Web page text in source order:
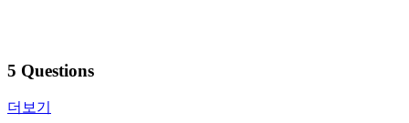
5 Questions
더보기